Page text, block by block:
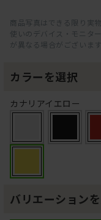
商品写真はできる限り実
使いのデバイス・モニタ
が異なる場合がございます
カラーを選択
カナリアイエロー
バリエーション